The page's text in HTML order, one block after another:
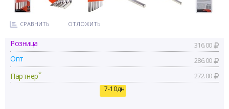
СРАВНИТЬ ОТЛОЖИТЬ
Розница 316.00
Опт 286.00
Партнер* 272.00
7-10дн